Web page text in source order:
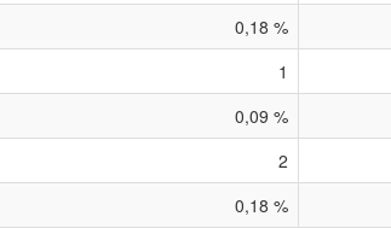
0,18 %
1
0,09 %
2
0,18 %